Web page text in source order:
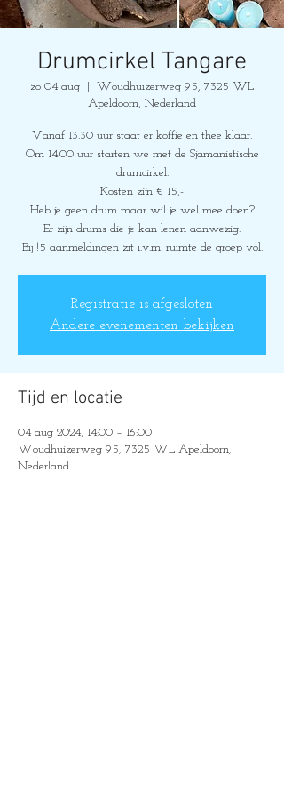
Drumcirkel Tangare
zo 04 aug
Woudhuizerweg 95, 7325 WL
Apeldoorn, Nederland
Vanaf 13.30 uur staat er koffie en thee klaar.
Om 14.00 uur starten we met de Sjamanistische
drumcirkel.
Kosten zijn € 15,-
Heb je geen drum maar wil je wel mee doen?
Er zijn drums die je kan lenen aanwezig.
Bij !5 aanmeldingen zit i.v.m. ruimte de groep vol.
Registratie is afgesloten
Andere evenementen bekijken
Tijd en locatie
04 aug 2024, 14:00 – 16:00
Woudhuizerweg 95, 7325 WL Apeldoorn,
Nederland